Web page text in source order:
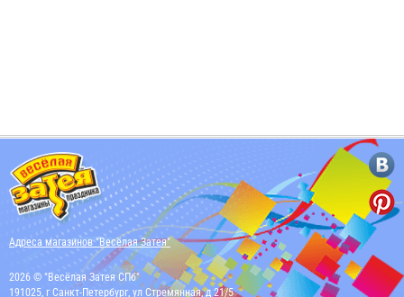
Адреса магазинов "Весёлая Затея"
2026 © "Весёлая Затея СПб"
191025, г Санкт-Петербург, ул Стремянная, д 21/5